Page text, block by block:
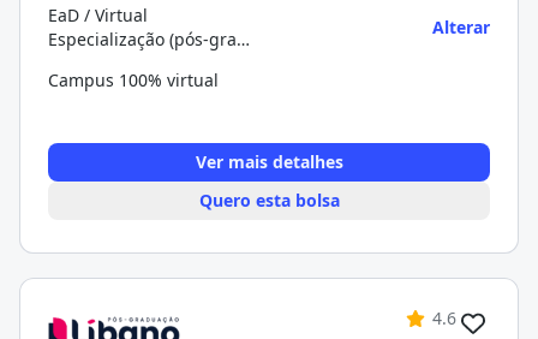
EaD / Virtual
Especialização (pós-graduação)
Alterar
Campus 100% virtual
Ver mais detalhes
Quero esta bolsa
4.6